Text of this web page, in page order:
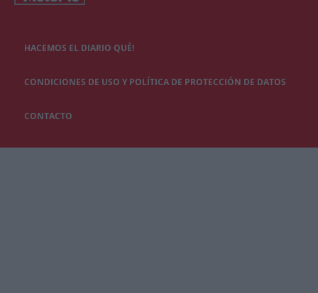
HACEMOS EL DIARIO QUÉ!
CONDICIONES DE USO Y POLÍTICA DE PROTECCIÓN DE DATOS
CONTACTO